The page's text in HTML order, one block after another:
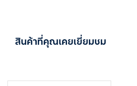
สินค้าที่คุณเคยเยี่ยมชม